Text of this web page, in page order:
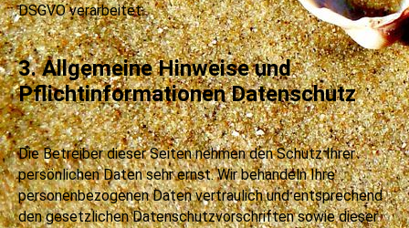
DSGVO verarbeitet.
3. Allgemeine Hinweise und
Pflichtinformationen Datenschutz
Die Betreiber dieser Seiten nehmen den Schutz Ihrer
persönlichen Daten sehr ernst. Wir behandeln Ihre
personenbezogenen Daten vertraulich und entsprechend
den gesetzlichen Datenschutzvorschriften sowie dieser